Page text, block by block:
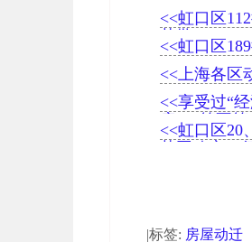
<<虹口区
获批
<<虹口区
<<上海各区
<<享受过“
房”，算不
<<虹口区20
|标签: 房屋动迁